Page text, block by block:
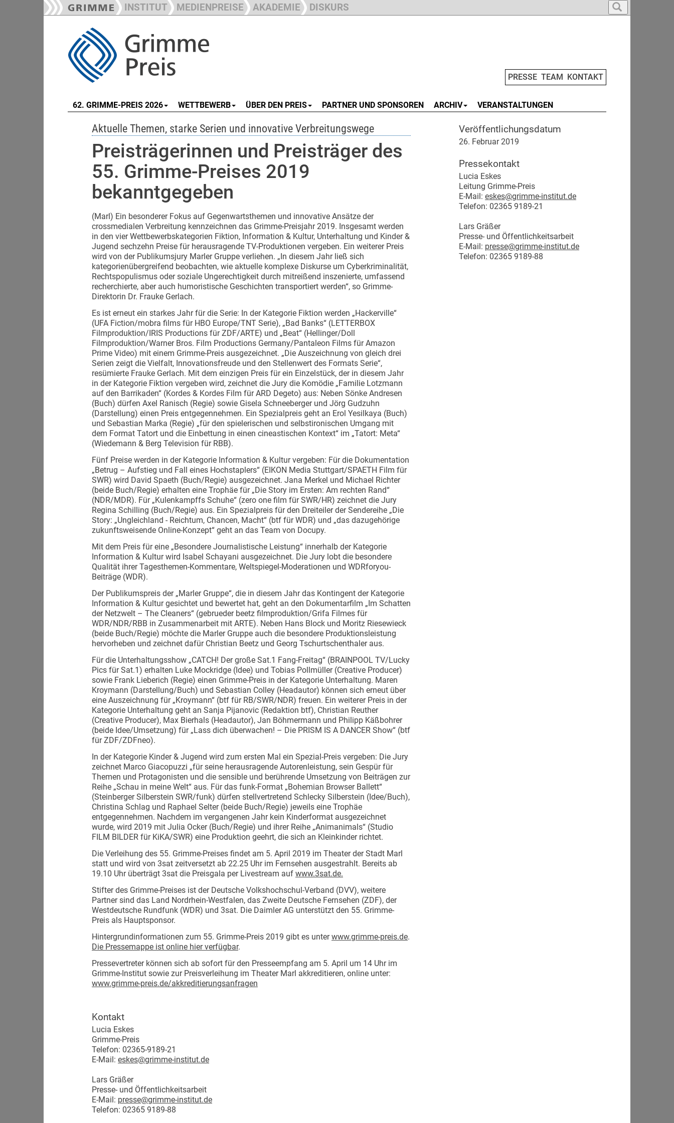
INSTITUT MEDIENPREISE AKADEMIE DISKURS
PRESSE TEAM KONTAKT
62. GRIMME-PREIS 2026 WETTBEWERB ÜBER DEN PREIS PARTNER UND SPONSOREN ARCHIV VERANSTALTUNGEN
Aktuelle Themen, starke Serien und innovative Verbreitungswege
Preisträgerinnen und Preisträger des
55. Grimme-Preises 2019
bekanntgegeben
(Marl) Ein besonderer Fokus auf Gegenwartsthemen und innovative Ansätze der
crossmedialen Verbreitung kennzeichnen das Grimme-Preisjahr 2019. Insgesamt werden
in den vier Wettbewerbskategorien Fiktion, Information & Kultur, Unterhaltung und Kinder &
Jugend sechzehn Preise für herausragende TV-Produktionen vergeben. Ein weiterer Preis
wird von der Publikumsjury Marler Gruppe verliehen. „In diesem Jahr ließ sich
kategorienübergreifend beobachten, wie aktuelle komplexe Diskurse um Cyberkriminalität,
Rechtspopulismus oder soziale Ungerechtigkeit durch mitreißend inszenierte, umfassend
recherchierte, aber auch humoristische Geschichten transportiert werden“, so Grimme-
Direktorin Dr. Frauke Gerlach.
Es ist erneut ein starkes Jahr für die Serie: In der Kategorie Fiktion werden „Hackerville“
(UFA Fiction/mobra films für HBO Europe/TNT Serie), „Bad Banks“ (LETTERBOX
Filmproduktion/IRIS Productions für ZDF/ARTE) und „Beat“ (Hellinger/Doll
Filmproduktion/Warner Bros. Film Productions Germany/Pantaleon Films für Amazon
Prime Video) mit einem Grimme-Preis ausgezeichnet. „Die Auszeichnung von gleich drei
Serien zeigt die Vielfalt, Innovationsfreude und den Stellenwert des Formats Serie“,
resümierte Frauke Gerlach. Mit dem einzigen Preis für ein Einzelstück, der in diesem Jahr
in der Kategorie Fiktion vergeben wird, zeichnet die Jury die Komödie „Familie Lotzmann
auf den Barrikaden“ (Kordes & Kordes Film für ARD Degeto) aus: Neben Sönke Andresen
(Buch) dürfen Axel Ranisch (Regie) sowie Gisela Schneeberger und Jörg Gudzuhn
(Darstellung) einen Preis entgegennehmen. Ein Spezialpreis geht an Erol Yesilkaya (Buch)
und Sebastian Marka (Regie) „für den spielerischen und selbstironischen Umgang mit
dem Format Tatort und die Einbettung in einen cineastischen Kontext“ im „Tatort: Meta“
(Wiedemann & Berg Television für RBB).
Fünf Preise werden in der Kategorie Information & Kultur vergeben: Für die Dokumentation
„Betrug – Aufstieg und Fall eines Hochstaplers“ (EIKON Media Stuttgart/SPAETH Film für
SWR) wird David Spaeth (Buch/Regie) ausgezeichnet. Jana Merkel und Michael Richter
(beide Buch/Regie) erhalten eine Trophäe für „Die Story im Ersten: Am rechten Rand“
(NDR/MDR). Für „Kulenkampffs Schuhe“ (zero one film für SWR/HR) zeichnet die Jury
Regina Schilling (Buch/Regie) aus. Ein Spezialpreis für den Dreiteiler der Sendereihe „Die
Story: „Ungleichland - Reichtum, Chancen, Macht“ (btf für WDR) und „das dazugehörige
zukunftsweisende Online-Konzept“ geht an das Team von Docupy.
Mit dem Preis für eine „Besondere Journalistische Leistung“ innerhalb der Kategorie
Information & Kultur wird Isabel Schayani ausgezeichnet. Die Jury lobt die besondere
Qualität ihrer Tagesthemen-Kommentare, Weltspiegel-Moderationen und WDRforyou-
Beiträge (WDR).
Der Publikumspreis der „Marler Gruppe“, die in diesem Jahr das Kontingent der Kategorie
Information & Kultur gesichtet und bewertet hat, geht an den Dokumentarfilm „Im Schatten
der Netzwelt – The Cleaners“ (gebrueder beetz filmproduktion/Grifa Filmes für
WDR/NDR/RBB in Zusammenarbeit mit ARTE). Neben Hans Block und Moritz Riesewieck
(beide Buch/Regie) möchte die Marler Gruppe auch die besondere Produktionsleistung
hervorheben und zeichnet dafür Christian Beetz und Georg Tschurtschenthaler aus.
Für die Unterhaltungsshow „CATCH! Der große Sat.1 Fang-Freitag“ (BRAINPOOL TV/Lucky
Pics für Sat.1) erhalten Luke Mockridge (Idee) und Tobias Pollmüller (Creative Producer)
sowie Frank Lieberich (Regie) einen Grimme-Preis in der Kategorie Unterhaltung. Maren
Kroymann (Darstellung/Buch) und Sebastian Colley (Headautor) können sich erneut über
eine Auszeichnung für „Kroymann“ (btf für RB/SWR/NDR) freuen. Ein weiterer Preis in der
Kategorie Unterhaltung geht an Sanja Pijanovic (Redaktion btf), Christian Reuther
(Creative Producer), Max Bierhals (Headautor), Jan Böhmermann und Philipp Käßbohrer
(beide Idee/Umsetzung) für „Lass dich überwachen! – Die PRISM IS A DANCER Show“ (btf
für ZDF/ZDFneo).
In der Kategorie Kinder & Jugend wird zum ersten Mal ein Spezial-Preis vergeben: Die Jury
zeichnet Marco Giacopuzzi „für seine herausragende Autorenleistung, sein Gespür für
Themen und Protagonisten und die sensible und berührende Umsetzung von Beiträgen zur
Reihe „Schau in meine Welt“ aus. Für das funk-Format „Bohemian Browser Ballett“
(Steinberger Silberstein SWR/funk) dürfen stellvertretend Schlecky Silberstein (Idee/Buch),
Christina Schlag und Raphael Selter (beide Buch/Regie) jeweils eine Trophäe
entgegennehmen. Nachdem im vergangenen Jahr kein Kinderformat ausgezeichnet
wurde, wird 2019 mit Julia Ocker (Buch/Regie) und ihrer Reihe „Animanimals“ (Studio
FILM BILDER für KiKA/SWR) eine Produktion geehrt, die sich an Kleinkinder richtet.
Die Verleihung des 55. Grimme-Preises findet am 5. April 2019 im Theater der Stadt Marl
statt und wird von 3sat zeitversetzt ab 22.25 Uhr im Fernsehen ausgestrahlt. Bereits ab
19.10 Uhr überträgt 3sat die Preisgala per Livestream auf www.3sat.de.
Stifter des Grimme-Preises ist der Deutsche Volkshochschul-Verband (DVV), weitere
Partner sind das Land Nordrhein-Westfalen, das Zweite Deutsche Fernsehen (ZDF), der
Westdeutsche Rundfunk (WDR) und 3sat. Die Daimler AG unterstützt den 55. Grimme-
Preis als Hauptsponsor.
Hintergrundinformationen zum 55. Grimme-Preis 2019 gibt es unterwww.grimme-preis.de.
Die Pressemappe ist online hier verfügbar.
Pressevertreter können sich ab sofort für den Presseempfang am 5. April um 14 Uhr im
Grimme-Institut sowie zur Preisverleihung im Theater Marl akkreditieren, online unter:
www.grimme-preis.de/akkreditierungsanfragen
Kontakt
Lucia Eskes
Grimme-Preis
Telefon: 02365-9189-21
E-Mail: eskes@grimme-institut.de
Lars Gräßer
Presse- und Öffentlichkeitsarbeit
E-Mail: presse@grimme-institut.de
Telefon: 02365 9189-88
Veröffentlichungsdatum
26. Februar 2019
Pressekontakt
Lucia Eskes
Leitung Grimme-Preis
E-Mail: eskes@grimme-institut.de
Telefon: 02365 9189-21
Lars Gräßer
Presse- und Öffentlichkeitsarbeit
E-Mail: presse@grimme-institut.de
Telefon: 02365 9189-88